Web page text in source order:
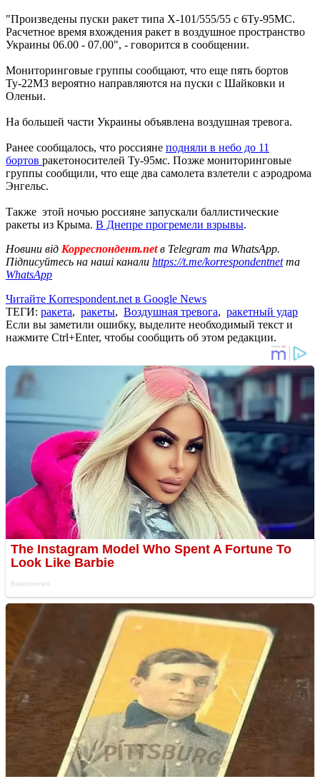
"Произведены пуски ракет типа Х-101/555/55 с 6Ту-95МС.
Расчетное время вхождения ракет в воздушное пространство
Украины 06.00 - 07.00", - говорится в сообщении.
Мониторинговые группы сообщают, что еще пять бортов
Ту-22М3 вероятно направляются на пуски с Шайковки и
Оленьи.
На большей части Украины объявлена воздушная тревога.
Ранее сообщалось, что россияне подняли в небо до 11
бортов ракетоносителей Ту-95мс. Позже мониторинговые
группы сообщили, что еще два самолета взлетели с аэродрома
Энгельс.
Также этой ночью россияне запускали баллистические
ракеты из Крыма. В Днепре прогремели взрывы.
Новини від Корреспондент.netв Telegram та WhatsApp.
Підписуйтесь на наші канали https://t.me/korrespondentnetта
WhatsApp
Читайте Korrespondent.net в Google News
ТЕГИ: ракета, ракеты, Воздушная тревога, ракетный удар
Если вы заметили ошибку, выделите необходимый текст и
нажмите Ctrl+Enter, чтобы сообщить об этом редакции.